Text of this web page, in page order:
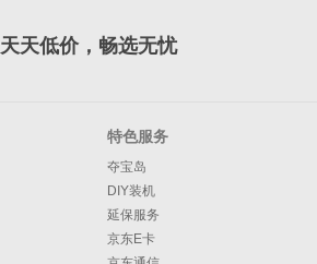
天天低价，畅选无忧
特色服务
夺宝岛
DIY装机
延保服务
京东E卡